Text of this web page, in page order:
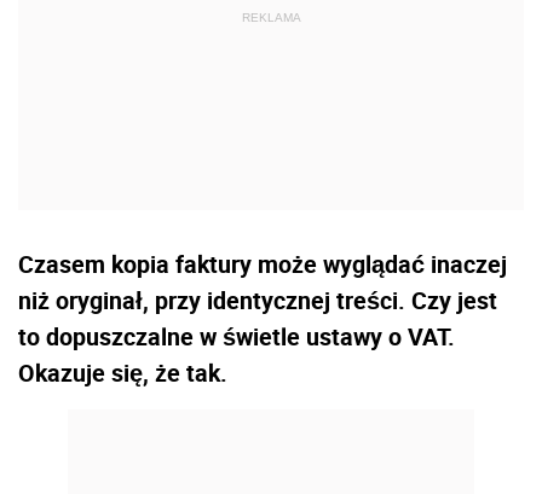
Czasem kopia faktury może wyglądać inaczej
niż oryginał, przy identycznej treści. Czy jest
to dopuszczalne w świetle ustawy o VAT.
Okazuje się, że tak.